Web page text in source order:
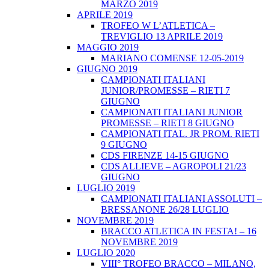
MARZO 2019
APRILE 2019
TROFEO W L’ATLETICA –
TREVIGLIO 13 APRILE 2019
MAGGIO 2019
MARIANO COMENSE 12-05-2019
GIUGNO 2019
CAMPIONATI ITALIANI
JUNIOR/PROMESSE – RIETI 7
GIUGNO
CAMPIONATI ITALIANI JUNIOR
PROMESSE – RIETI 8 GIUGNO
CAMPIONATI ITAL. JR PROM. RIETI
9 GIUGNO
CDS FIRENZE 14-15 GIUGNO
CDS ALLIEVE – AGROPOLI 21/23
GIUGNO
LUGLIO 2019
CAMPIONATI ITALIANI ASSOLUTI –
BRESSANONE 26/28 LUGLIO
NOVEMBRE 2019
BRACCO ATLETICA IN FESTA! – 16
NOVEMBRE 2019
LUGLIO 2020
VIII° TROFEO BRACCO – MILANO,